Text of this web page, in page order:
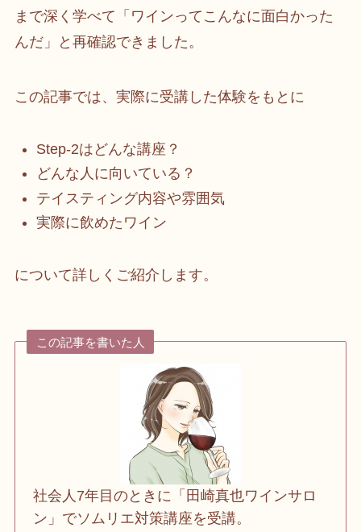
まで深く学べて「ワインってこんなに面白かった
んだ」と再確認できました。
この記事では、実際に受講した体験をもとに
Step-2はどんな講座？
どんな人に向いている？
テイスティング内容や雰囲気
実際に飲めたワイン
について詳しくご紹介します。
この記事を書いた人
社会人7年目のときに「田崎真也ワインサロ
ン」でソムリエ対策講座を受講。